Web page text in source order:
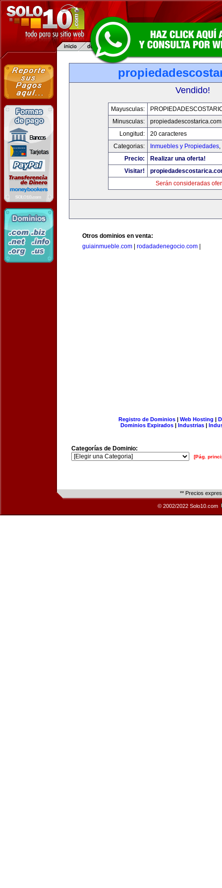
Vendido!
Mayusculas:
Minusculas:
propiedadescostarica.com
Longitud:
20 caracteres
Categorias:
Inmuebles y Propiedades,
Precio:
Realizar una oferta!
Visitar!
Serán consideradas
Otros dominios en venta:
guiainmueble.com
rodadadenegocio.com
Registro de Dominios| Web Hosting |
Dominios Expirados | Industrias |
Categorías de Dominio:
[Pág.
** Precios
© 2002/2022 Solo10.com